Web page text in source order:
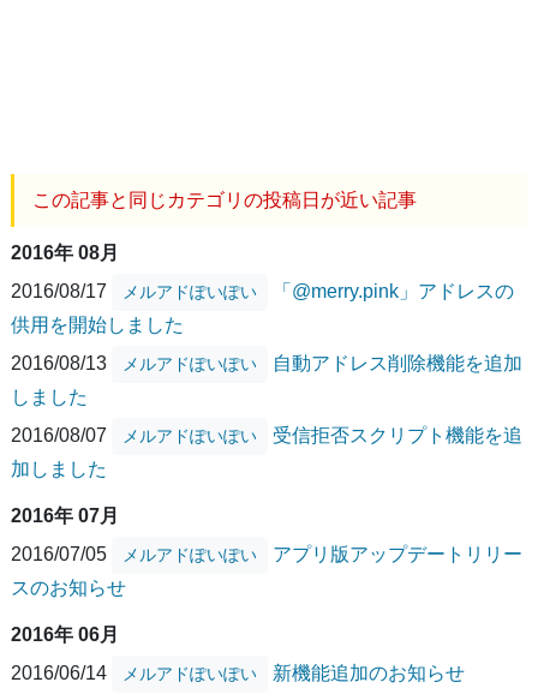
この記事と同じカテゴリの投稿日が近い記事
2016年 08月
2016/08/17
メルアドぽいぽい
「@merry.pink」アドレスの
供用を開始しました
2016/08/13
メルアドぽいぽい
自動アドレス削除機能を追加
しました
2016/08/07
メルアドぽいぽい
受信拒否スクリプト機能を追
加しました
2016年 07月
2016/07/05
メルアドぽいぽい
アプリ版アップデートリリー
スのお知らせ
2016年 06月
2016/06/14
メルアドぽいぽい 新機能追加のお知らせ